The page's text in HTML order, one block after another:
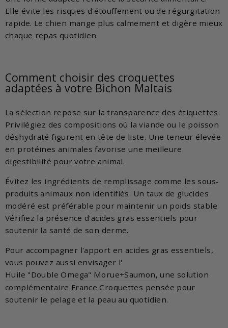
Elle évite les risques d'étouffement ou de régurgitation
rapide. Le chien mange plus calmement et digère mieux
chaque repas quotidien.
Comment choisir des croquettes
adaptées à votre Bichon Maltais
La sélection repose sur la transparence des étiquettes.
Privilégiez des compositions où la viande ou le poisson
déshydraté figurent en tête de liste. Une teneur élevée
en protéines animales favorise une meilleure
digestibilité pour votre animal.
Évitez les ingrédients de remplissage comme les sous-
produits animaux non identifiés. Un taux de glucides
modéré est préférable pour maintenir un poids stable.
Vérifiez la présence d'acides gras essentiels pour
soutenir la santé de son derme.
Pour accompagner l'apport en acides gras essentiels,
vous pouvez aussi envisager l'
Huile "Double Omega" Morue+Saumon, une solution
complémentaire France Croquettes pensée pour
soutenir le pelage et la peau au quotidien.